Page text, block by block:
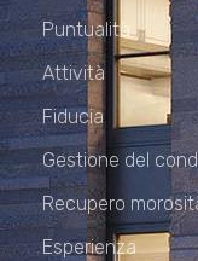
Puntualità
Attività
Fiducia
Gestione del
Recupero
Esperienza